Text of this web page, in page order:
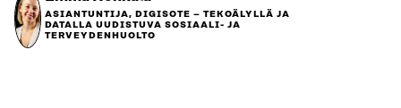
ASIANTUNTIJA, DIGISOTE – TEKOÄLYLLÄ JA
DATALLA UUDISTUVA SOSIAALI- JA
TERVEYDENHUOLTO